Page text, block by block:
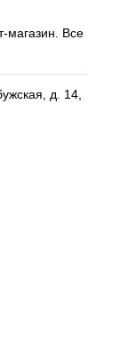
магазин. Все
д. 14,